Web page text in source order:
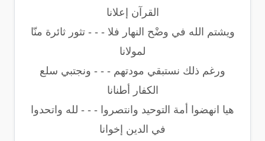
القرآن إعلانا
ويشتم الله في وضْح النهار فلا - - - تثور ثائرة منّا
لمولانا
ورغم ذلك نستبقي مودتهم - - - ونجتبي سلع
الكفار أطنانا
هيا انهضوا أمة التوحيد وانتصروا - - - لله واتحدوا
في الدين إخوانا